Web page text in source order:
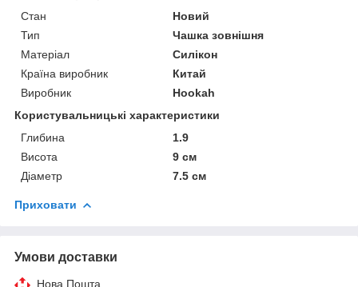
Стан
Новий
Тип
Чашка зовнішня
Матеріал
Силікон
Країна виробник
Китай
Виробник
Hookah
Користувальницькі характеристики
Глибина
1.9
Висота
9 см
Діаметр
7.5 см
Приховати
Умови доставки
Нова Пошта